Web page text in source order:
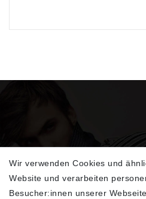
Sehen Sie sich
Wir verwenden Cookies und
Website und verarbeiten
Besucher:innen unserer